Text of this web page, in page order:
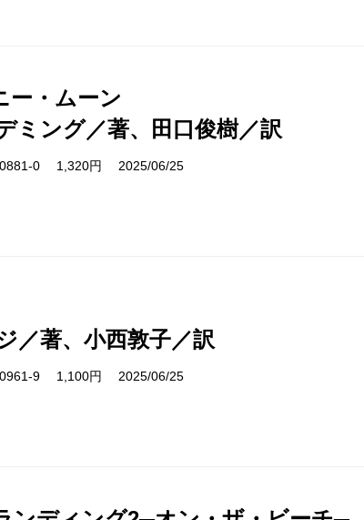
ー・ムーン
ミング／著、田口俊樹／訳
0 1,320円 2025/06/25
／著、小西敦子／訳
9 1,100円 2025/06/25